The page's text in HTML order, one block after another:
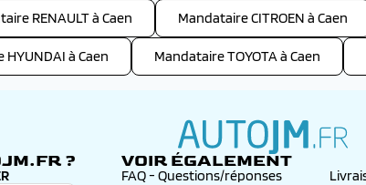
RENAULT à Caen Mandataire CITROEN à Caen
à Caen Mandataire TOYOTA à Caen
autojm.fr
? VOIR ÉGALEMENT
FAQ - Questions/réponses